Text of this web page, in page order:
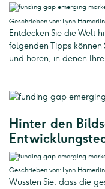
Geschrieben von: Lynn
Entdecken Sie die Welt
folgenden Tipps können
und hören, in denen
Hinter den
Geschrieben von: Lynn
Wussten Sie, dass die